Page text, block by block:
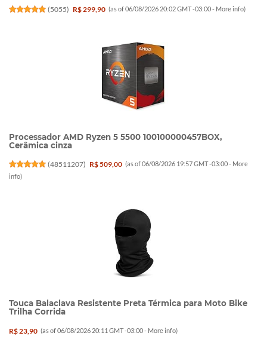
(5055) R$ 299,90 (as of 06/08/2026 20:02 GMT -03:00 - More info)
Processador AMD Ryzen 5 5500 100100000457BOX,
Cerâmica cinza
(48511207) R$ 509,00 (as of 06/08/2026 19:57 GMT -03:00 - More
info)
Touca Balaclava Resistente Preta Térmica para Moto Bike
Trilha Corrida
R$ 23,90 (as of 06/08/2026 20:11 GMT -03:00 - More info)